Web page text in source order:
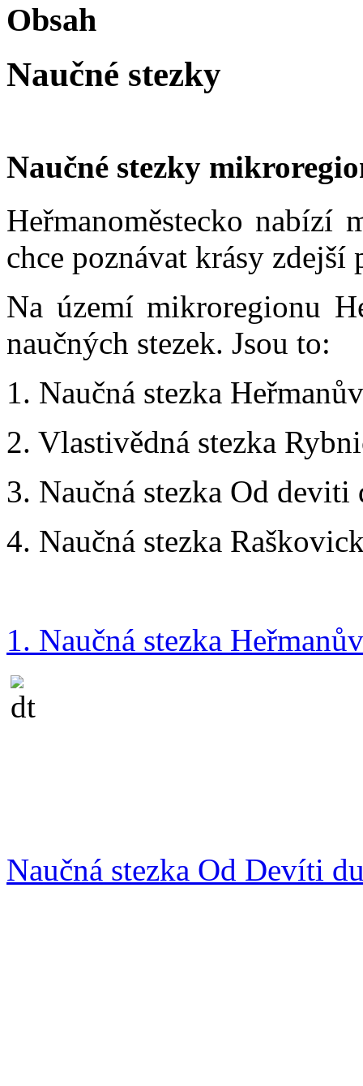
Obsah
Naučné stezky
Naučné stezky
Heřmanoměstecko nabízí
chce poznávat krásy
Na území mikroregionu
naučných stezek. Jsou to:
1. Naučná stezka
2. Vlastivědná stezka
3. Naučná stezka Od deviti
4. Naučná stezka
1. Naučná stezka
Naučná stezka Od Devíti